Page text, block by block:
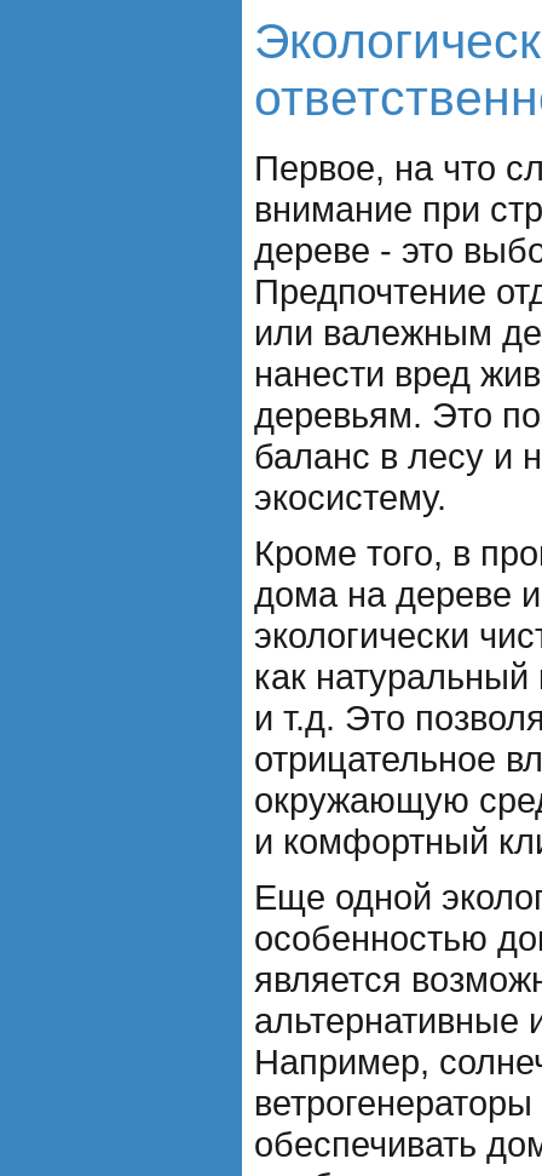
Первое, на что
внимание при
дереве - это
Предпочтение
или валежным
нанести вред
деревьям. Это
баланс в лесу и
экосистему.
Кроме того, в
дома на дереве
экологически
как
и т.д. Это
отрицательное
окружающую
и комфортный
Еще одной
особенностью
является
альтернативные
Например,
обеспечивать